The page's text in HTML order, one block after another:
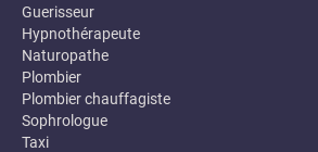
Guerisseur
Hypnothérapeute
Naturopathe
Plombier
Plombier chauffagiste
Sophrologue
Taxi